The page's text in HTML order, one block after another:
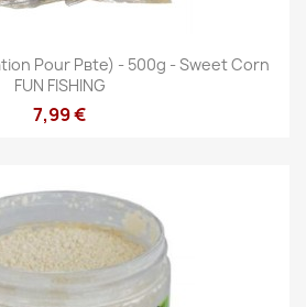
Pour Pвte) - 500g - Sweet Corn
FUN FISHING
7,99 €